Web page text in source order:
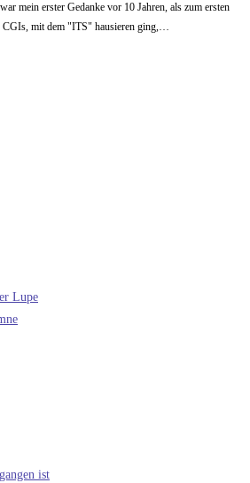
mein erster Gedanke vor 10 Jahren, als zum ersten
CGIs, mit dem "ITS" hausieren ging,…
Lupe
ist